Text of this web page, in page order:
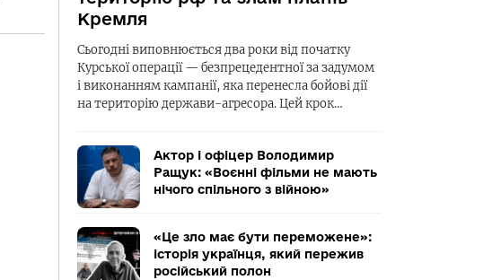
Кремля
Сьогодні виповнюється два роки від початку
Курської операції — безпрецедентної за задумом
і виконанням кампанії, яка перенесла бойові дії
на територію держави-агресора. Цей крок…
Актор і офіцер Володимир
Ращук: «Воєнні фільми не мають
нічого спільного з війною»
«Це зло має бути переможене»:
історія українця, який пережив
російський полон